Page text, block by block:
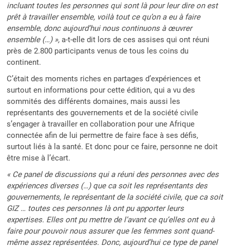
incluant toutes les personnes qui sont là pour leur dire on est
prêt à travailler ensemble, voilà tout ce qu’on a eu à faire
ensemble, donc aujourd’hui nous continuons à œuvrer
ensemble (…) », a-t-elle dit lors de ces assises qui ont réuni
près de 2.800 participants venus de tous les coins du
continent.
C’était des moments riches en partages d’expériences et
surtout en informations pour cette édition, qui a vu des
sommités des différents domaines, mais aussi les
représentants des gouvernements et de la société civile
s’engager à travailler en collaboration pour une Afrique
connectée afin de lui permettre de faire face à ses défis,
surtout liés à la santé. Et donc pour ce faire, personne ne doit
être mise à l’écart.
« Ce panel de discussions qui a réuni des personnes avec des
expériences diverses (…) que ca soit les représentants des
gouvernements, le représentant de la société civile, que ca soit
GIZ … toutes ces personnes là ont pu apporter leurs
expertises. Elles ont pu mettre de l’avant ce qu’elles ont eu à
faire pour pouvoir nous assurer que les femmes sont quand-
même assez représentées. Donc, aujourd’hui ce type de panel